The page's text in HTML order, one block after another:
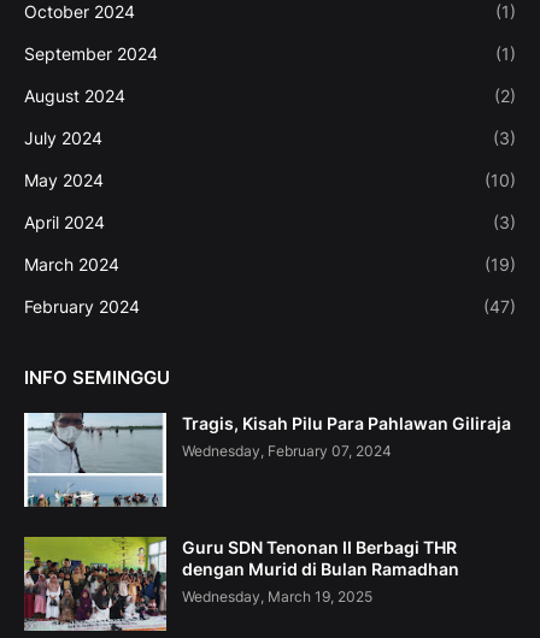
October 2024 (1)
September 2024 (1)
August 2024 (2)
July 2024 (3)
May 2024 (10)
April 2024 (3)
March 2024 (19)
February 2024 (47)
INFO SEMINGGU
Tragis, Kisah Pilu Para Pahlawan Giliraja
Wednesday, February 07, 2024
Guru SDN Tenonan II Berbagi THR
dengan Murid di Bulan Ramadhan
Wednesday, March 19, 2025